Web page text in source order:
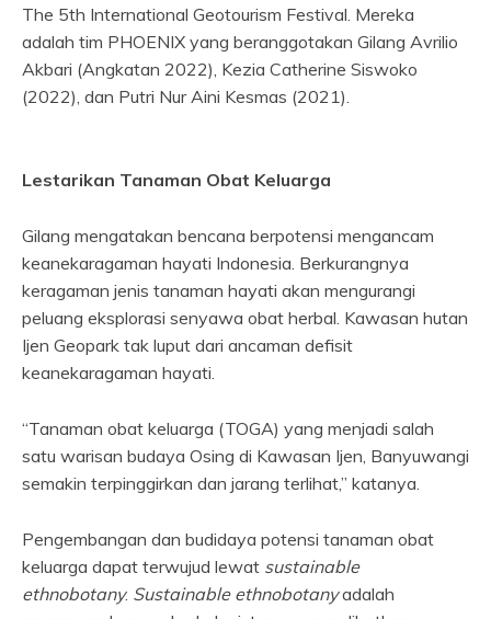
The 5th International Geotourism Festival. Mereka
adalah tim PHOENIX yang beranggotakan Gilang Avrilio
Akbari (Angkatan 2022), Kezia Catherine Siswoko
(2022), dan Putri Nur Aini Kesmas (2021).
Lestarikan Tanaman Obat Keluarga
Gilang mengatakan bencana berpotensi mengancam
keanekaragaman hayati Indonesia. Berkurangnya
keragaman jenis tanaman hayati akan mengurangi
peluang eksplorasi senyawa obat herbal. Kawasan hutan
Ijen Geopark tak luput dari ancaman defisit
keanekaragaman hayati.
“Tanaman obat keluarga (TOGA) yang menjadi salah
satu warisan budaya Osing di Kawasan Ijen, Banyuwangi
semakin terpinggirkan dan jarang terlihat,” katanya.
Pengembangan dan budidaya potensi tanaman obat
keluarga dapat terwujud lewat sustainable
ethnobotany. Sustainable ethnobotanyadalah